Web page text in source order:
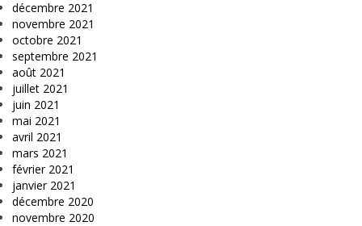
décembre 2021
novembre 2021
octobre 2021
septembre 2021
août 2021
juillet 2021
juin 2021
mai 2021
avril 2021
mars 2021
février 2021
janvier 2021
décembre 2020
novembre 2020